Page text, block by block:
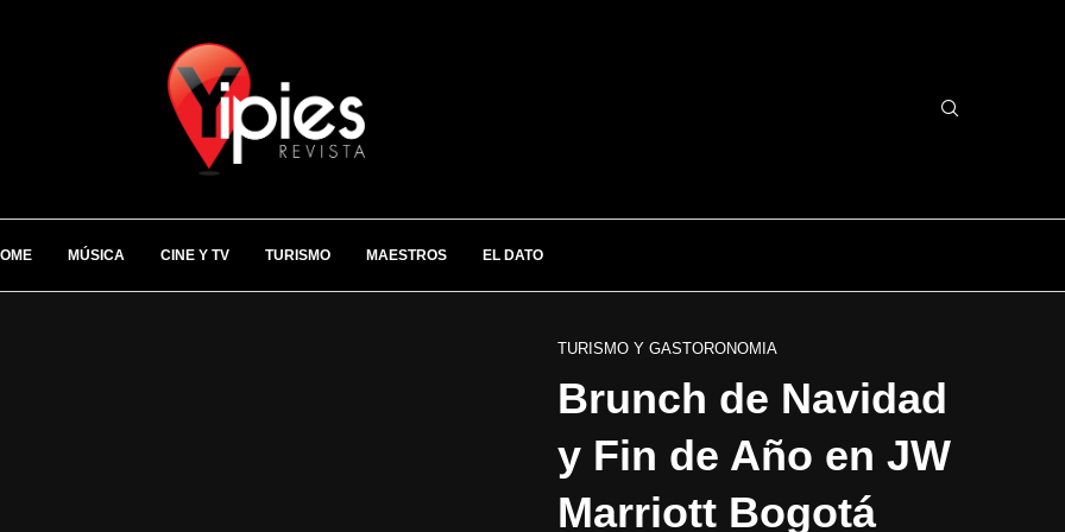
MÚSICA CINE Y TV TURISMO MAESTROS EL DATO
TURISMO Y GASTORONOMIA
Brunch de Navidad
y Fin de Año en JW
Marriott Bogotá